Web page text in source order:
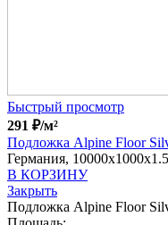
Быстрый просмотр
291 ₽/м²
Подложка Alpine Floor
Германия,
В КОРЗИНУ
Закрыть
Подложка Alpine Floor